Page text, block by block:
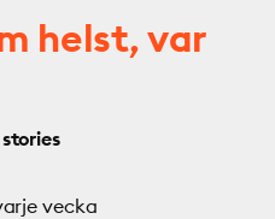
helst, var
vecka